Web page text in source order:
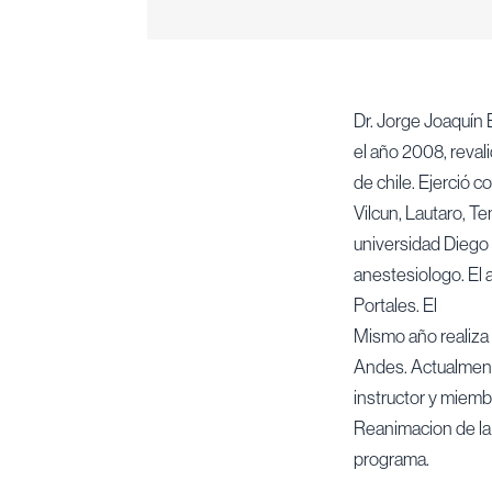
Dr. Jorge Joaquín
el año 2008,
de chile. Ejerció
Vilcun, Lautaro,
universidad
anestesiologo. El
Portales. El
Mismo año
Andes.
instructor y
Reanimacion de
programa.